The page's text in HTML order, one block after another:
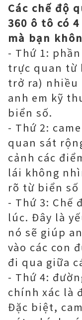
Các chế độ
360 ô tô có
mà bạn
- Thứ 1:
trực quan từ
trở ra) nhiều
anh em kỹ
biển số.
- Thứ 2:
quan sát
cảnh các
lái không
rõ từ biển số
- Thứ 3: Chế
lúc. Đây là
nó sẽ giúp
vào các con
đi qua giữa
- Thứ 4:
chính xác là
Đặc biệt,